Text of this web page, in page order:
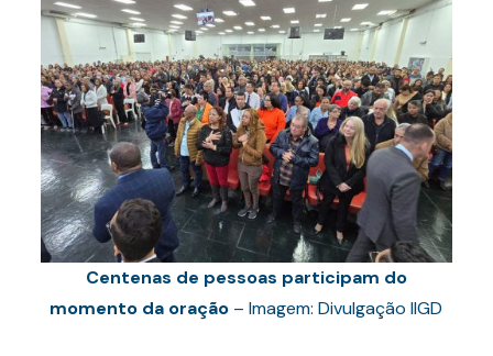
Centenas de pessoas participam do
momento da oração – Imagem: Divulgação IIGD